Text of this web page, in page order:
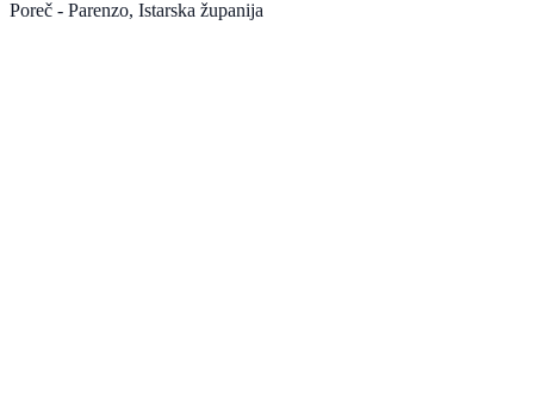
Poreč - Parenzo, Istarska županija